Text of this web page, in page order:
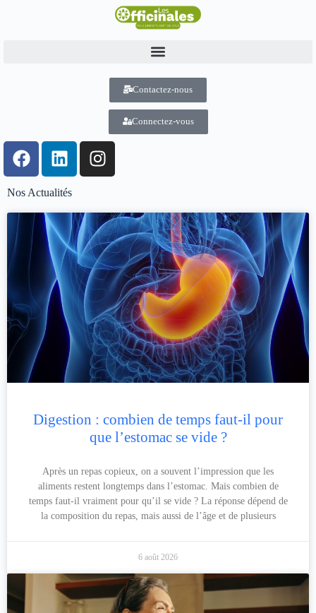
Contactez-nous
Connectez-vous
Nos Actualités
Digestion : combien de temps faut-il pour
que l’estomac se vide ?
Après un repas copieux, on a souvent l’impression que les
aliments restent longtemps dans l’estomac. Mais combien de
temps faut-il vraiment pour qu’il se vide ? La réponse dépend de
la composition du repas, mais aussi de l’âge et de plusieurs
6 août 2026